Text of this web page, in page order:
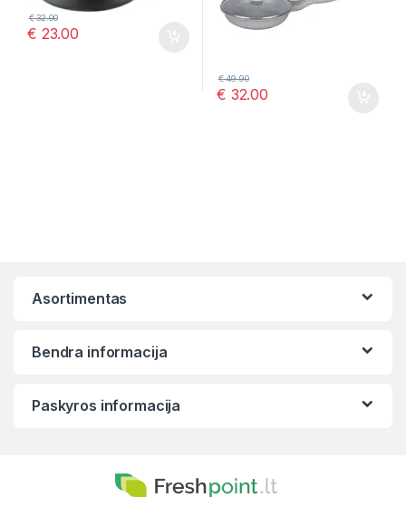
€ 23.00
€32.00
€ 32.00
€49.90
Asortimentas
Bendra informacija
Paskyros informacija